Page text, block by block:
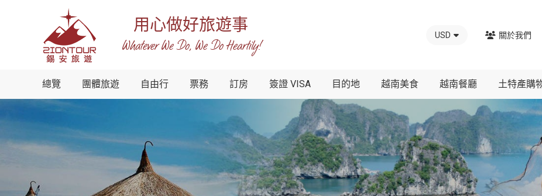
南
錫
際
用心做好旅遊事
Whatever We Do, We Do Heartily!
USD 關於我們
總覽 團體旅遊 自由行 票務 訂房 簽證 VISA 目的地 越南美食 越南餐廳 土特產購